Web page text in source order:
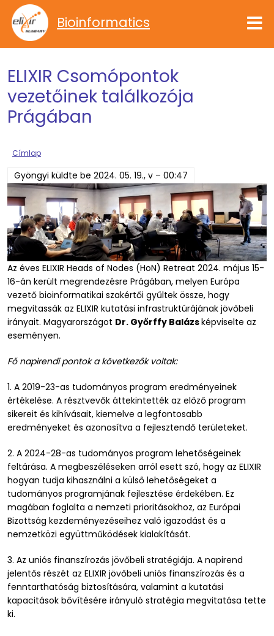
Ugrás a tartalomra
Bioinformatics
ELIXIR Csomópontok
vezetőinek találkozója
Prágában
Címlap
Gyöngyi küldte be 2024. 05. 19., v – 00:47
Az éves ELIXIR Heads of Nodes (HoN) Retreat 2024. május 15-
16-án került megrendezésre Prágában, melyen Európa
vezető bioinformatikai szakértői gyűltek össze, hogy
megvitassák az ELIXIR kutatási infrastruktúrájának jövőbeli
irányait. Magyarországot Dr. Győrffy Balázsképviselte az
eseményen.
Fő napirendi pontok a következők voltak:
1. A 2019-23-as tudományos program eredményeinek
értékelése. A résztvevők áttekintették az előző program
sikereit és kihívásait, kiemelve a legfontosabb
eredményeket és azonosítva a fejlesztendő területeket.
2. A 2024-28-as tudományos program lehetőségeinek
feltárása. A megbeszéléseken arról esett szó, hogy az ELIXIR
hogyan tudja kihasználni a külső lehetőségeket a
tudományos programjának fejlesztése érdekében. Ez
magában foglalta a nemzeti prioritásokhoz, az Európai
Bizottság kezdeményezéseihez való igazodást és a
nemzetközi együttműködések kialakítását.
3. Az uniós finanszírozás jövőbeli stratégiája. A napirend
jelentős részét az ELIXIR jövőbeli uniós finanszírozás és a
fenntarthatóság biztosítására, valamint a kutatási
kapacitások bővítésére irányuló stratégia megvitatása tette
ki.